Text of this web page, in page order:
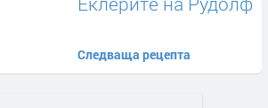
Следваща рецепта